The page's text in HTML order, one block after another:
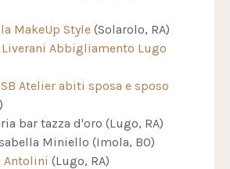
MakeUp Style (Solarolo, RA)
Liverani Abbigliamento Lugo
SB Atelier abiti sposa e sposo
bar tazza d'oro (Lugo, RA)
Miniello (Imola, BO)
Antolini (Lugo, RA)